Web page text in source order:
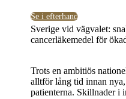
Se i efterhand
Sverige vid vägvalet:
cancerläkemedel för
Trots en ambitiös
alltför lång tid innan
patienterna. Skillnader i